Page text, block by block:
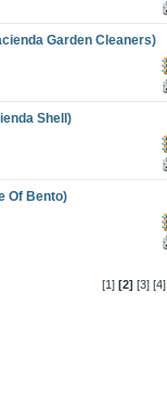
Garden Cleaners)
Shell)
Of Bento)
[1] [2] [3] [4]